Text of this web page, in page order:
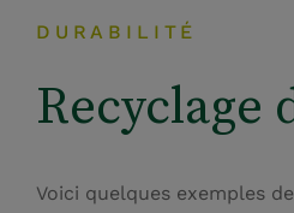
DURABILITÉ
Recyclage
Voici quelques exemples